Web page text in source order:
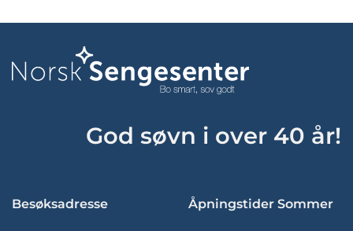
flere
Alternativene
kan
produktsiden
flere
produktsiden
God søvn i over 40 år!
Besøksadresse Åpningstider Sommer